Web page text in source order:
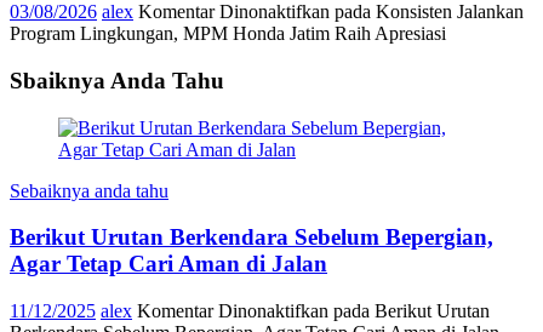
03/08/2026 alex Komentar Dinonaktifkan pada Konsisten Jalankan
Program Lingkungan, MPM Honda Jatim Raih Apresiasi
Sbaiknya Anda Tahu
Sebaiknya anda tahu
Berikut Urutan Berkendara Sebelum Bepergian,
Agar Tetap Cari Aman di Jalan
11/12/2025 alex Komentar Dinonaktifkan pada Berikut Urutan